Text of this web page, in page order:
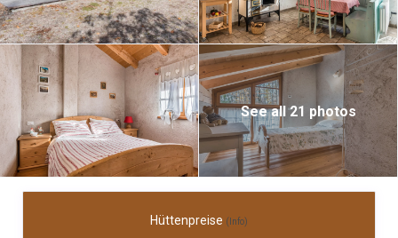
See all 21 photos
Hüttenpreise (Info)